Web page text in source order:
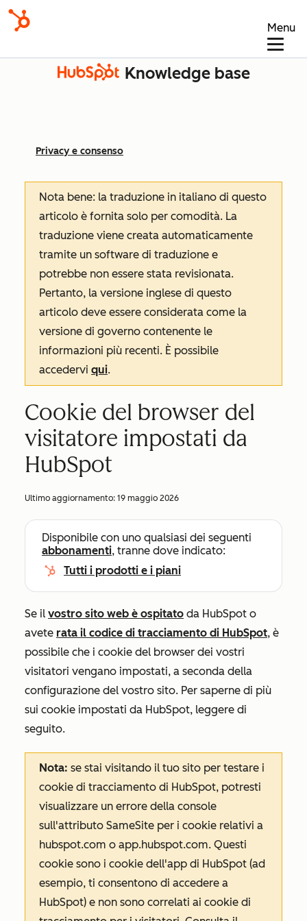
Menu
Knowledge base
Privacy e consenso
Nota bene: la traduzione in italiano di questo
articolo è fornita solo per comodità. La
traduzione viene creata automaticamente
tramite un software di traduzione e
potrebbe non essere stata revisionata.
Pertanto, la versione inglese di questo
articolo deve essere considerata come la
versione di governo contenente le
informazioni più recenti. È possibile
accedervi qui.
Cookie del browser del
visitatore impostati da
HubSpot
Ultimo aggiornamento: 19 maggio 2026
Disponibile con uno qualsiasi dei seguenti
abbonamenti, tranne dove indicato:
Tutti i prodotti e i piani
Se il vostro sito web è ospitato da HubSpot o
avete rata il codice di tracciamento di HubSpot, è
possibile che i cookie del browser dei vostri
visitatori vengano impostati, a seconda della
configurazione del vostro sito. Per saperne di più
sui cookie impostati da HubSpot, leggere di
seguito.
Nota: se stai visitando il tuo sito per testare i
cookie di tracciamento di HubSpot, potresti
visualizzare un errore della console
sull'attributo SameSite per i cookie relativi a
hubspot.com o app.hubspot.com. Questi
cookie sono i cookie dell'app di HubSpot (ad
esempio, ti consentono di accedere a
HubSpot) e non sono correlati ai cookie di